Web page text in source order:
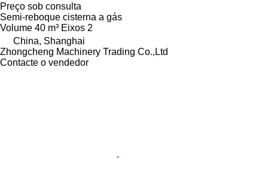
Preço sob consulta
Semi-reboque cisterna a gás
Volume 40 m³ Eixos 2
China, Shanghai
Zhongcheng Machinery Trading Co.,Ltd
Contacte o vendedor